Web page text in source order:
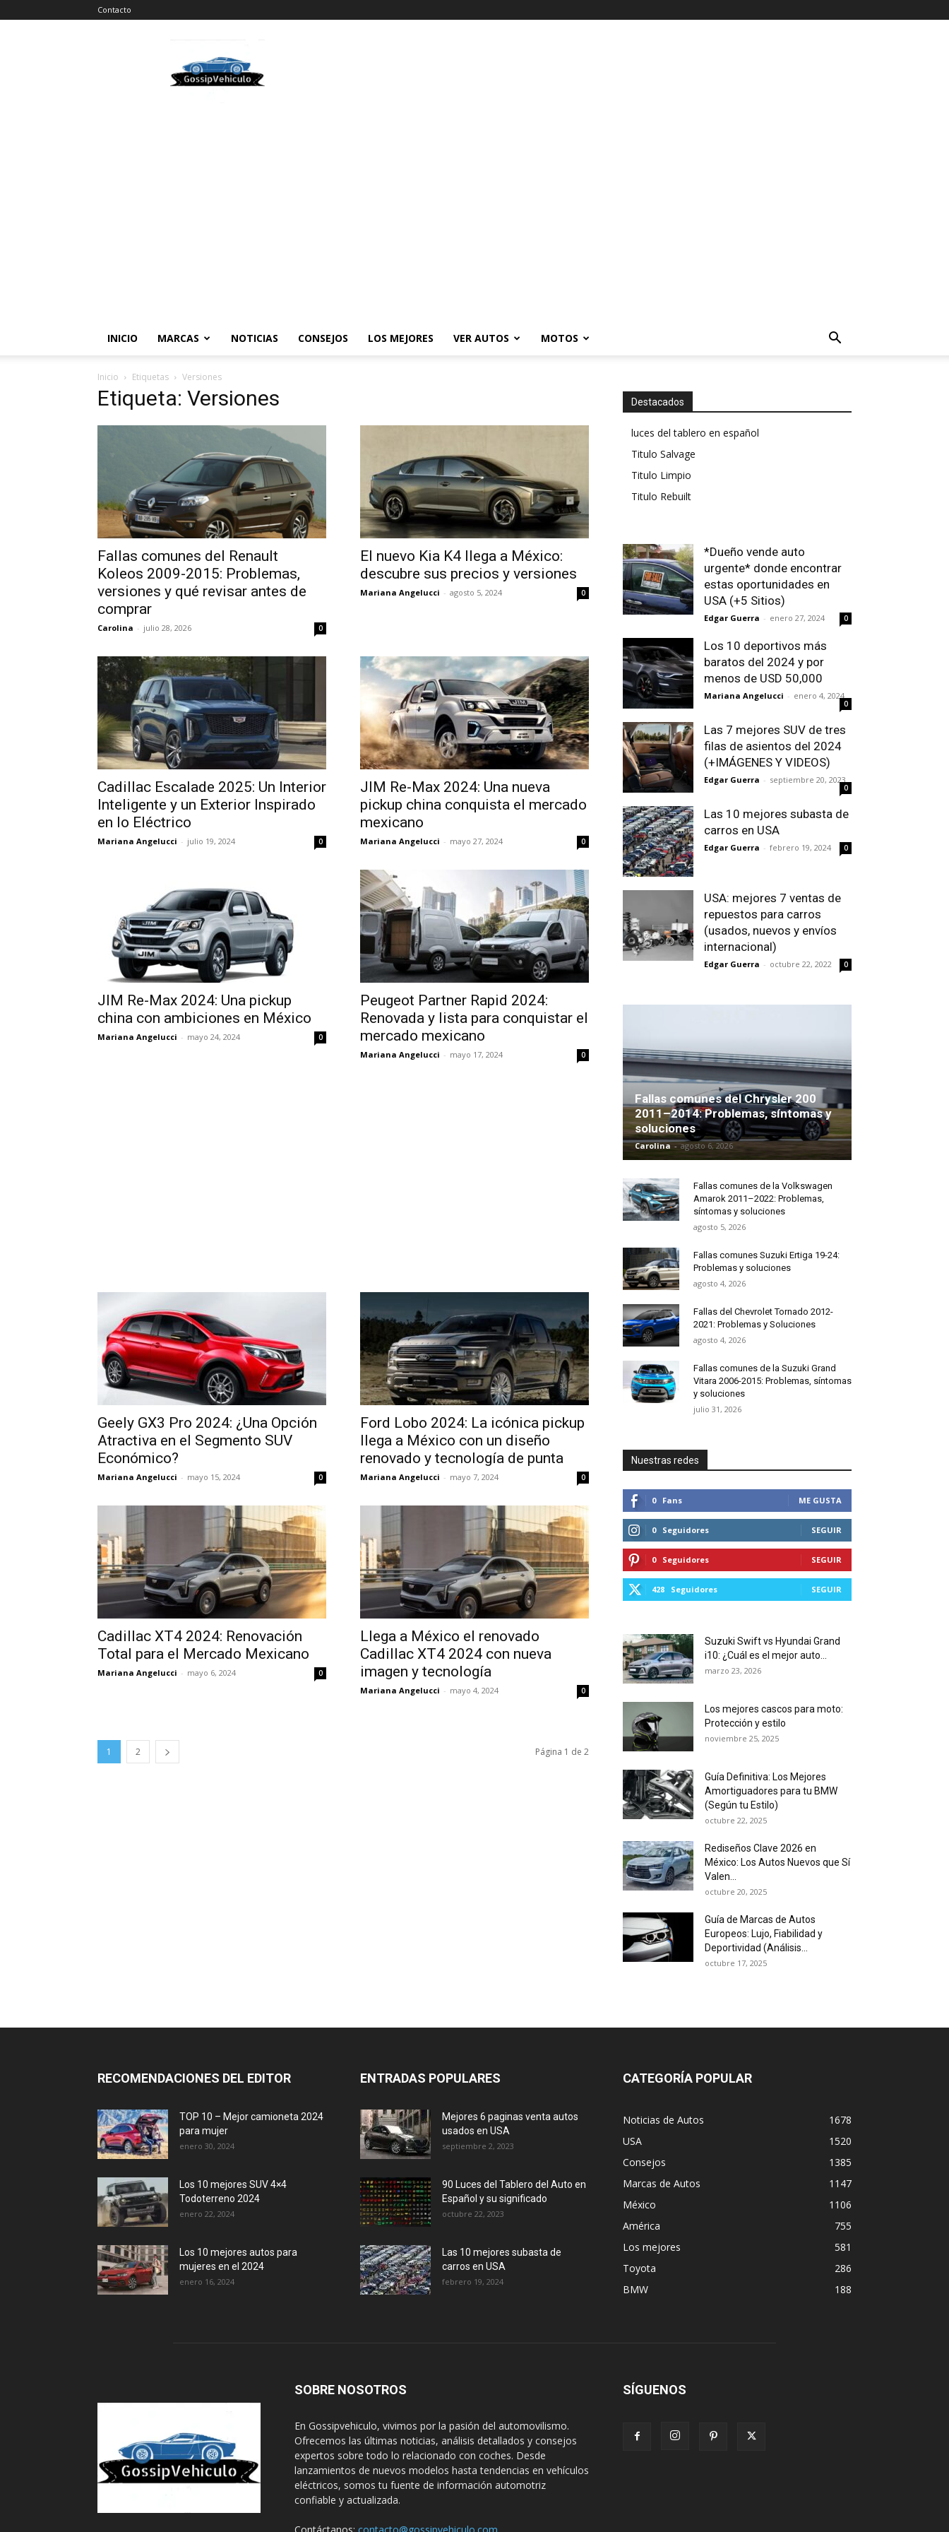
Contacto
Vehiculos
INICIO MARCAS NOTICIAS CONSEJOS LOS MEJORES VER AUTOS MOTOS
Inicio Etiquetas Versiones
Etiqueta: Versiones
Fallas comunes del Renault
Koleos 2009-2015: Problemas,
versiones y qué revisar antes de
comprar
Carolina - julio 28, 2026 0
El nuevo Kia K4 llega a México:
descubre sus precios y versiones
Mariana Angelucci - agosto 5, 2024 0
Cadillac Escalade 2025: Un Interior
Inteligente y un Exterior Inspirado
en lo Eléctrico
Mariana Angelucci - julio 19, 2024 0
JIM Re-Max 2024: Una nueva
pickup china conquista el mercado
mexicano
Mariana Angelucci - mayo 27, 2024 0
JIM Re-Max 2024: Una pickup
china con ambiciones en México
Mariana Angelucci - mayo 24, 2024 0
Peugeot Partner Rapid 2024:
Renovada y lista para conquistar el
mercado mexicano
Mariana Angelucci - mayo 17, 2024 0
Geely GX3 Pro 2024: ¿Una Opción
Atractiva en el Segmento SUV
Económico?
Mariana Angelucci - mayo 15, 2024 0
Ford Lobo 2024: La icónica pickup
llega a México con un diseño
renovado y tecnología de punta
Mariana Angelucci - mayo 7, 2024 0
Cadillac XT4 2024: Renovación
Total para el Mercado Mexicano
Mariana Angelucci - mayo 6, 2024 0
Llega a México el renovado
Cadillac XT4 2024 con nueva
imagen y tecnología
Mariana Angelucci - mayo 4, 2024 0
1 2 Página 1 de 2
Destacados
luces del tablero en español
Titulo Salvage
Titulo Limpio
Titulo Rebuilt
*Dueño vende auto
urgente* donde encontrar
estas oportunidades en
USA (+5 Sitios)
Edgar Guerra - enero 27, 2024 0
Los 10 deportivos más
baratos del 2024 y por
menos de USD 50,000
Mariana Angelucci - enero 4, 2024
0
Las 7 mejores SUV de tres
filas de asientos del 2024
(+IMÁGENES Y VIDEOS)
Edgar Guerra - septiembre 20, 2023
0
Las 10 mejores subasta de
carros en USA
Edgar Guerra - febrero 19, 2024 0
USA: mejores 7 ventas de
repuestos para carros
(usados, nuevos y envíos
internacional)
Edgar Guerra - octubre 22, 2022 0
Fallas comunes del Chrysler 200
2011–2014: Problemas, síntomas y
soluciones
Carolina - agosto 6, 2026
Fallas comunes de la Volkswagen
Amarok 2011–2022: Problemas,
síntomas y soluciones
agosto 5, 2026
Fallas comunes Suzuki Ertiga 19-24:
Problemas y soluciones
agosto 4, 2026
Fallas del Chevrolet Tornado 2012-
2021: Problemas y Soluciones
agosto 4, 2026
Fallas comunes de la Suzuki Grand
Vitara 2006-2015: Problemas, síntomas
y soluciones
julio 31, 2026
Nuestras redes
0 Fans ME GUSTA
0 Seguidores SEGUIR
0 Seguidores SEGUIR
428 Seguidores SEGUIR
Suzuki Swift vs Hyundai Grand
i10: ¿Cuál es el mejor auto...
marzo 23, 2026
Los mejores cascos para moto:
Protección y estilo
noviembre 25, 2025
Guía Definitiva: Los Mejores
Amortiguadores para tu BMW
(Según tu Estilo)
octubre 22, 2025
Rediseños Clave 2026 en
México: Los Autos Nuevos que Sí
Valen...
octubre 20, 2025
Guía de Marcas de Autos
Europeos: Lujo, Fiabilidad y
Deportividad (Análisis...
octubre 17, 2025
RECOMENDACIONES DEL EDITOR
TOP 10 – Mejor camioneta 2024
para mujer
enero 30, 2024
Los 10 mejores SUV 4×4
Todoterreno 2024
enero 22, 2024
Los 10 mejores autos para
mujeres en el 2024
enero 16, 2024
ENTRADAS POPULARES
Mejores 6 paginas venta autos
usados en USA
septiembre 2, 2023
90 Luces del Tablero del Auto en
Español y su significado
octubre 22, 2023
Las 10 mejores subasta de
carros en USA
febrero 19, 2024
CATEGORÍA POPULAR
Noticias de Autos
1678
USA
1520
Consejos
1385
Marcas de Autos
1147
México
1106
América
755
Los mejores
581
Toyota
286
BMW
188
SOBRE NOSOTROS
En Gossipvehiculo, vivimos por la pasión del automovilismo.
Ofrecemos las últimas noticias, análisis detallados y consejos
expertos sobre todo lo relacionado con coches. Desde
lanzamientos de nuevos modelos hasta tendencias en vehículos
eléctricos, somos tu fuente de información automotriz
confiable y actualizada.
SÍGUENOS